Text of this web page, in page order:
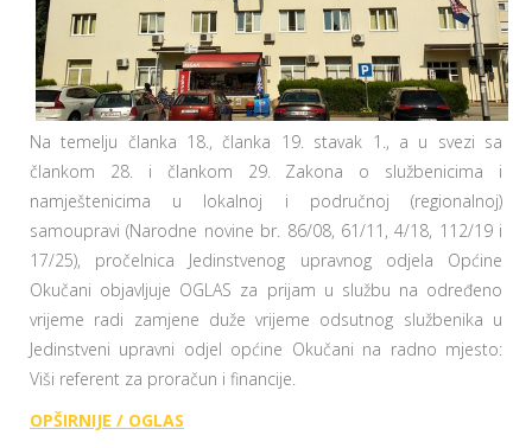
Na temelju članka 18., članka 19. stavak 1., a u svezi sa
člankom 28. i člankom 29. Zakona o službenicima i
namještenicima u lokalnoj i područnoj (regionalnoj)
samoupravi (Narodne novine br. 86/08, 61/11, 4/18, 112/19 i
17/25), pročelnica Jedinstvenog upravnog odjela Općine
Okučani objavljuje OGLAS za prijam u službu na određeno
vrijeme radi zamjene duže vrijeme odsutnog službenika u
Jedinstveni upravni odjel općine Okučani na radno mjesto:
Viši referent za proračun i financije.
OPŠIRNIJE / OGLAS